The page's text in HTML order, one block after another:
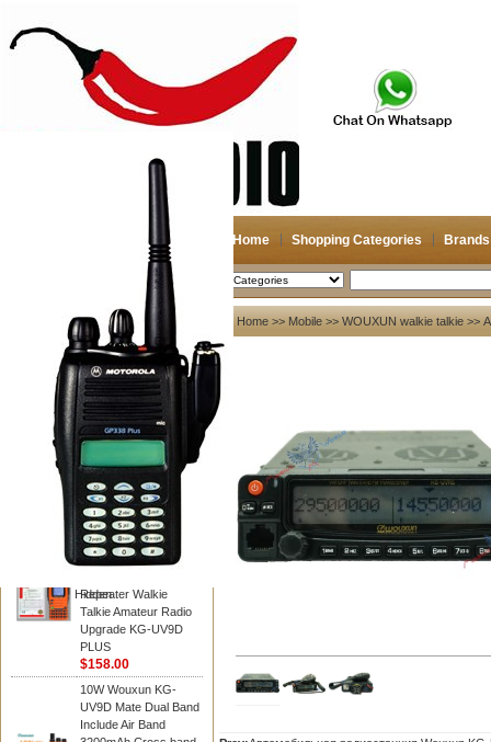
Home Shopping Categories Brands
2026-08-10 Search
Hidden
My account
Register
Login
Shopping Cart(0)
Compare Now(0)
Your Recent History
WOUXUN walkie talkie
10W Wouxun KG-
UV9D Mate Dual Band
Include Air Band
Repeater Walkie
Talkie Amateur Radio
Upgrade KG-UV9D
PLUS
$158.00
10W Wouxun KG-
UV9D Mate Dual Band
Include Air Band
Home >> Mobile >> WOUXUN walkie talkie >>